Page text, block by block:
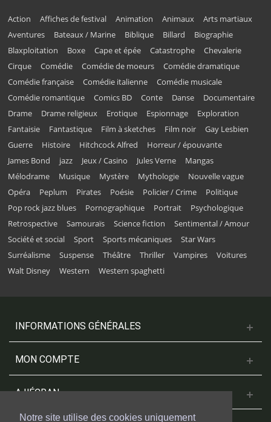
Notre site utilise des cookies uniquement
Action Affiches de festival Animation Animaux
Arts martiaux
Aventures
Bateaux / Marine Biblique Billard
Biographie
Blaxploitation
Boxe Cape et épée Catastrophe
Chevalerie
Cirque
Comédie Comédie de moeurs
Comédie dramatique
Comédie française
Comédie italienne
Comédie musicale
Comédie romantique
Comics BD Conte Danse
Documentaire
Drame
Drame religieux Erotique Espionnage
Exploration
Fantaisie
Fantastique Film à sketches Film noir
Gay Lesbien
Guerre
Histoire Hitchcock Alfred
Horreur / épouvante
James Bond
jazz Jeux / Casino Jules Verne
Mangas
Mélodrame
Musique Mystère Mythologie
Nouvelle vague
Opéra
Peplum Pirates Poésie Policier / Crime
Politique
Pop rock jazz blues
Pornographique Portrait
Psychologique
Retrospective
Samouraïs Science fiction
Sentimental / Amour
Société et social
Sport Sports mécaniques
Star Wars
Surréalisme
Suspense Théâtre Thriller Vampires
Voitures
Walt Disney
Western Western spaghetti
INFORMATIONS GÉNÉRALES
MON COMPTE
A L'ÉCRAN